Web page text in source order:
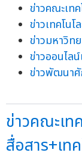
ข่าวคณะเท
ข่าวเทคโน
ข่าวมหาวิท
ข่าวออนไล
ข่าวพัฒนา
ข่าวคณะเท
สื่อสาร+เท